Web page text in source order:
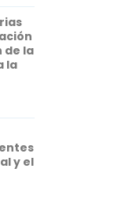
de la
la
y el